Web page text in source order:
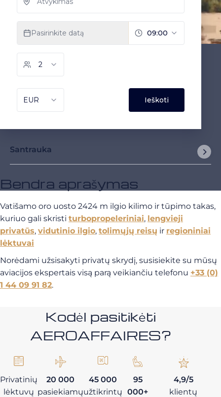
Santrauka
Bendra aprašymas
Vatišamo oro uosto 2424 m ilgio kilimo ir tūpimo takas,
kuriuo gali skristi turbopropeleriniai, lengvieji
privatūs, vidutinio ilgio, tolimųjų reisų ir regioniniai
lėktuvai
Norėdami užsisakyti privatų skrydį, susisiekite su mūsų
aviacijos ekspertais visą parą veikiančiu telefonu +33 (0)
1 44 09 91 82.
Kodėl pasitikėti
AEROAFFAIRES?
Privatinių
lėktuvų
20 000
pasiekiamų
45 000
užtikrintų
95
000+
4,9/5
klientų